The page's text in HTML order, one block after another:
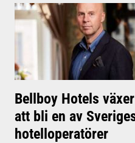
Bellboy Hotels
att bli en av
hotelloperatörer